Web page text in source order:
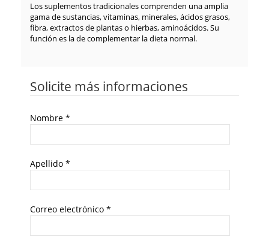
Los suplementos tradicionales comprenden una amplia
gama de sustancias, vitaminas, minerales, ácidos grasos,
fibra, extractos de plantas o hierbas, aminoácidos. Su
función es la de complementar la dieta normal.
Solicite más informaciones
Nombre *
Apellido *
Correo electrónico *